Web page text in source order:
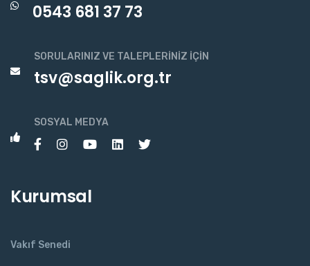
0543 681 37 73
SORULARINIZ VE TALEPLERINIZ İÇIN
tsv@saglik.org.tr
SOSYAL MEDYA
Kurumsal
Vakıf Senedi